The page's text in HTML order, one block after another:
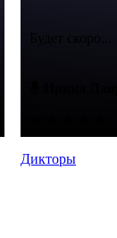
Будет скоро...
Дикторы